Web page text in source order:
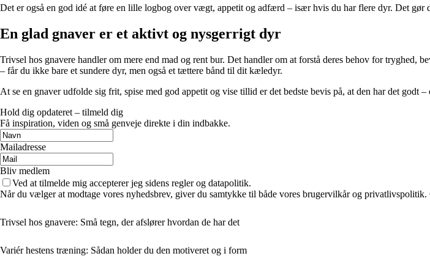
Det er også en god idé at føre en lille logbog over vægt, appetit og adfærd – især hvis du har flere dyr. Det gør
En glad gnaver er et aktivt og nysgerrigt dyr
Trivsel hos gnavere handler om mere end mad og rent bur. Det handler om at forstå deres behov for
– får du ikke bare et sundere dyr, men også et tættere bånd til dit kæledyr.
At se en gnaver udfolde sig frit, spise med god appetit og vise tillid er det bedste bevis på, at den har det godt
Hold dig opdateret – tilmeld dig
Få inspiration, viden og små genveje direkte i din indbakke.
Mailadresse
Bliv medlem
Ved at tilmelde mig accepterer jeg sidens regler og datapolitik.
Når du vælger at modtage vores nyhedsbrev, giver du samtykke til både vores brugervilkår og
Trivsel hos gnavere: Små tegn, der afslører hvordan de har det
Variér hestens træning: Sådan holder du den motiveret og i form